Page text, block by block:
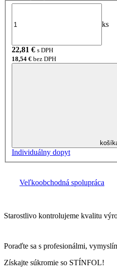
ks
22,81 € s DPH
18,54 € bez DPH
Individuálny dopyt
Veľkoobchodná spolupráca
Starostlivo kontrolujeme kvalitu
Poraďte sa s profesionálmi,
Získajte súkromie so STÍNFOL!